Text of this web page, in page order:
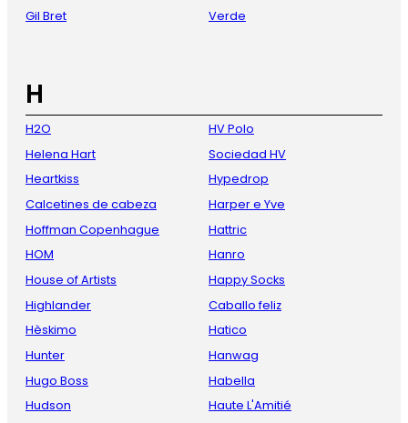
Gil Bret
Verde
H
H2O
Helena Hart
Heartkiss
Calcetines de cabeza
Hoffman Copenhague
HOM
House of Artists
Highlander
Hèskimo
Hunter
Hugo Boss
Hudson
HV Polo
Sociedad HV
Hypedrop
Harper e Yve
Hattric
Hanro
Happy Socks
Caballo feliz
Hatico
Hanwag
Habella
Haute L'Amitié